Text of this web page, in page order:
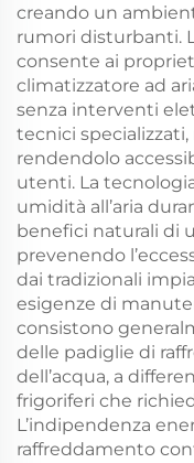
creando un
rumori disturbanti.
consente ai
climatizzatore ad
senza interventi
tecnici
rendendolo
utenti. La
umidità all’aria
benefici naturali di
prevenendo
dai tradizionali
esigenze di
consistono
delle padiglie di
dell’acqua, a
frigoriferi che
L’indipendenza
raffreddamento